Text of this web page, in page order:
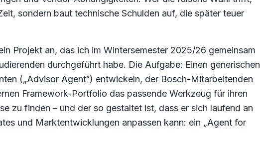
sondern baut technische Schulden auf, die später teuer
Projekt an, das ich im Wintersemester 2025/26 gemeinsam
durchgeführt habe. Die Aufgabe: Einen generischen
(„Advisor Agent“) entwickeln, der Bosch-Mitarbeitenden
Framework-Portfolio das passende Werkzeug für ihren
zu finden – und der so gestaltet ist, dass er sich laufend an
und Marktentwicklungen anpassen kann: ein „Agent for